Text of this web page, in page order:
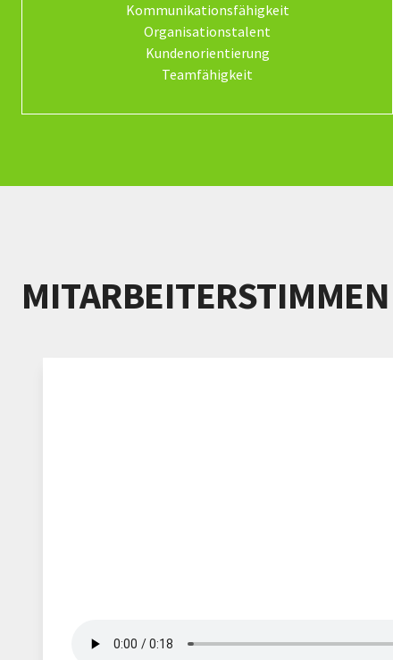
Kommunikationsfähigkeit
Organisationstalent
Kundenorientierung
Teamfähigkeit
MITARBEITERSTIMMEN